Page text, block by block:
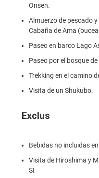
Onsen.
Almuerzo de pescado
Cabaña de Ama
Paseo en barco Lago
Paseo por el bosque
Trekking en el camino
Visita de un Shukubo.
Exclus
Bebidas no incluidas
Visita de Hiroshima y
SI